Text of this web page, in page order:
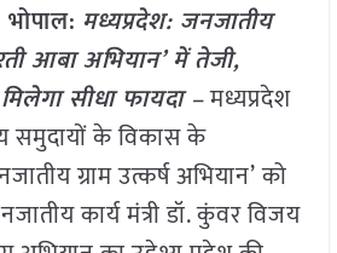
मध्यप्रदेश: जनजातीय
आबा अभियान’ में तेजी,
सीधा फायदा –मध्यप्रदेश
समुदायों के विकास के
ग्राम उत्कर्ष अभियान’ को
कार्य मंत्री डॉ. कुंवर विजय